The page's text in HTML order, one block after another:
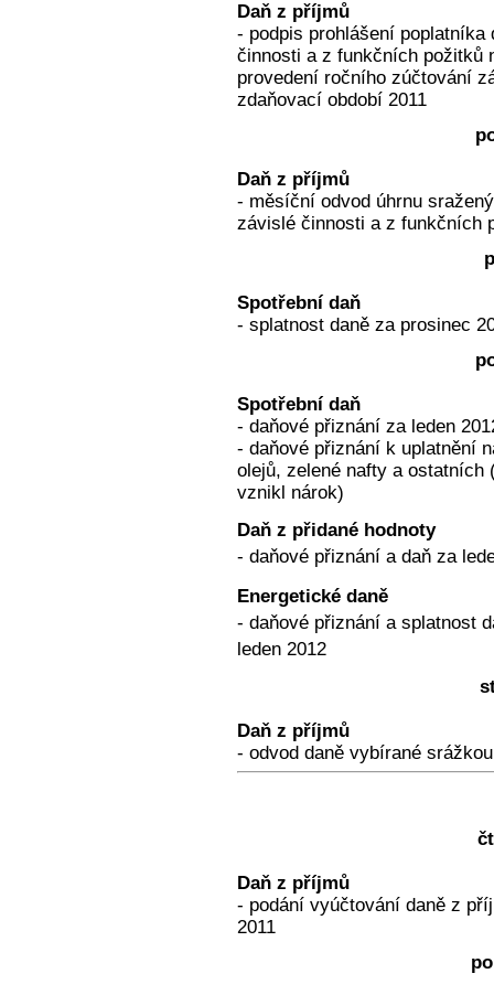
Daň z příjmů
- podpis prohlášení
činnosti a z funkčních požitků
provedení ročního zúčtování
zdaňovací období 2011
Daň z příjmů
- měsíční odvod úhrnu
závislé činnosti a z funkčních
Spotřební daň
- splatnost daně za prosinec
Spotřební daň
- daňové přiznání za leden
- daňové přiznání k uplatnění
olejů, zelené nafty a ostatních
vznikl nárok)
Daň z přidané hodnoty
- daňové přiznání a daň za
Energetické daně
- daňové přiznání a splatnost
leden 2012
Daň z příjmů
- odvod daně vybírané
Daň z příjmů
- podání vyúčtování daně z
2011